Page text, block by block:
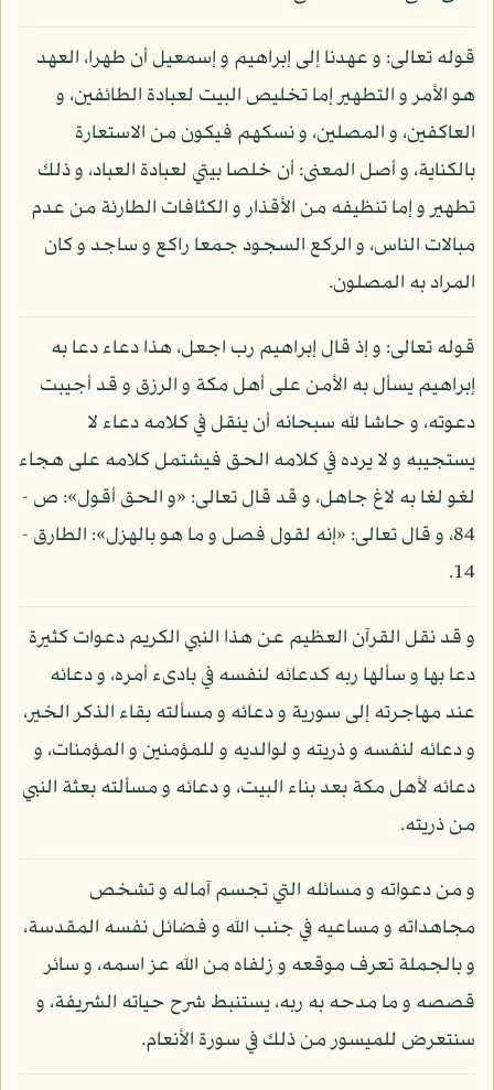
قوله تعالى: و عهدنا إلى إبراهيم و إسمعيل أن طهرا، العهد
هو الأمر و التطهير إما تخليص البيت لعبادة الطائفين، و
العاكفين، و المصلين، و نسكهم فيكون من الاستعارة
بالكناية، و أصل المعنى: أن خلصا بيتي لعبادة العباد، و ذلك
تطهير و إما تنظيفه من الأقذار و الكثافات الطارئة من عدم
مبالات الناس، و الركع السجود جمعا راكع و ساجد و كان
المراد به المصلون.
قوله تعالى: و إذ قال إبراهيم رب اجعل، هذا دعاء دعا به
إبراهيم يسأل به الأمن على أهل مكة و الرزق و قد أجيبت
دعوته، و حاشا لله سبحانه أن ينقل في كلامه دعاء لا
يستجيبه و لا يرده في كلامه الحق فيشتمل كلامه على هجاء
لغو لغا به لاغ جاهل، و قد قال تعالى: «و الحق أقول»: ص -
84، و قال تعالى: «إنه لقول فصل و ما هو بالهزل»: الطارق -
14.
و قد نقل القرآن العظيم عن هذا النبي الكريم دعوات كثيرة
دعا بها و سألها ربه كدعائه لنفسه في بادىء أمره، و دعائه
عند مهاجرته إلى سورية و دعائه و مسألته بقاء الذكر الخير،
و دعائه لنفسه و ذريته و لوالديه و للمؤمنين و المؤمنات، و
دعائه لأهل مكة بعد بناء البيت، و دعائه و مسألته بعثة النبي
من ذريته.
و من دعواته و مسائله التي تجسم آماله و تشخص
مجاهداته و مساعيه في جنب الله و فضائل نفسه المقدسة،
و بالجملة تعرف موقعه و زلفاه من الله عز اسمه، و سائر
قصصه و ما مدحه به ربه، يستنبط شرح حياته الشريفة، و
سنتعرض للميسور من ذلك في سورة الأنعام.